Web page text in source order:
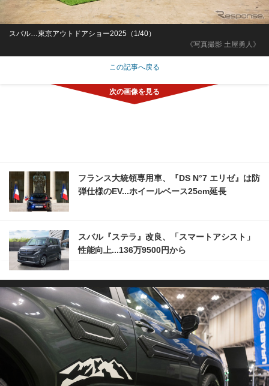
《写真撮影 土屋勇人》
スバル…東京アウトドアショー2025（1/40）
この記事へ戻る
フランス大統領専用車、『DS N°7 エリゼ』は防
弾仕様のEV...ホイールベース25cm延長
スバル『ステラ』改良、「スマートアシスト」
性能向上...136万9500円から